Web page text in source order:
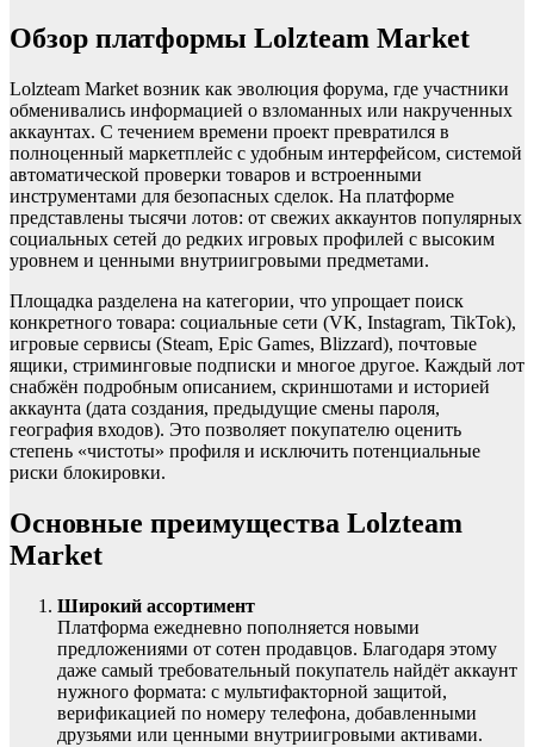
Обзор платформы Lolzteam Market
Lolzteam Market возник как эволюция форума, где участники
обменивались информацией о взломанных или накрученных
аккаунтах. С течением времени проект превратился в
полноценный маркетплейс с удобным интерфейсом, системой
автоматической проверки товаров и встроенными
инструментами для безопасных сделок. На платформе
представлены тысячи лотов: от свежих аккаунтов популярных
социальных сетей до редких игровых профилей с высоким
уровнем и ценными внутриигровыми предметами.
Площадка разделена на категории, что упрощает поиск
конкретного товара: социальные сети (VK, Instagram, TikTok),
игровые сервисы (Steam, Epic Games, Blizzard), почтовые
ящики, стриминговые подписки и многое другое. Каждый лот
снабжён подробным описанием, скриншотами и историей
аккаунта (дата создания, предыдущие смены пароля,
география входов). Это позволяет покупателю оценить
степень «чистоты» профиля и исключить потенциальные
риски блокировки.
Основные преимущества Lolzteam
Market
Широкий ассортимент
Платформа ежедневно пополняется новыми
предложениями от сотен продавцов. Благодаря этому
даже самый требовательный покупатель найдёт аккаунт
нужного формата: с мультифакторной защитой,
верификацией по номеру телефона, добавленными
друзьями или ценными внутриигровыми активами.